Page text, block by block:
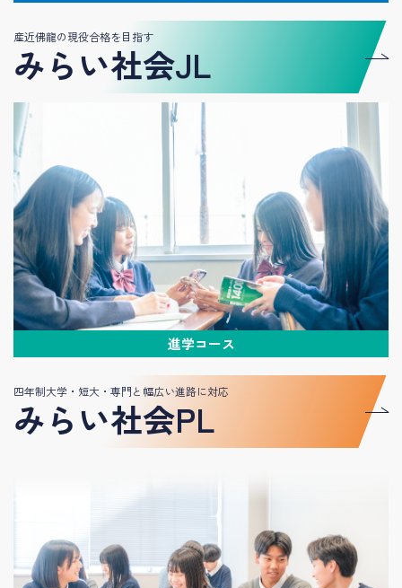
産近佛龍の現役合格を目指す
みらい社会JL
進学コース
四年制大学・短大・専門と幅広い進路に対応
みらい社会PL